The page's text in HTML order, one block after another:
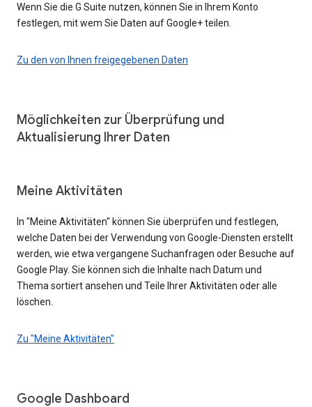
Wenn Sie die G Suite nutzen, können Sie in Ihrem Konto
festlegen, mit wem Sie Daten auf Google+ teilen.
Zu den von Ihnen freigegebenen Daten
Möglichkeiten zur Überprüfung und
Aktualisierung Ihrer Daten
Meine Aktivitäten
In "Meine Aktivitäten" können Sie überprüfen und festlegen,
welche Daten bei der Verwendung von Google-Diensten erstellt
werden, wie etwa vergangene Suchanfragen oder Besuche auf
Google Play. Sie können sich die Inhalte nach Datum und
Thema sortiert ansehen und Teile Ihrer Aktivitäten oder alle
löschen.
Zu "Meine Aktivitäten"
Google Dashboard